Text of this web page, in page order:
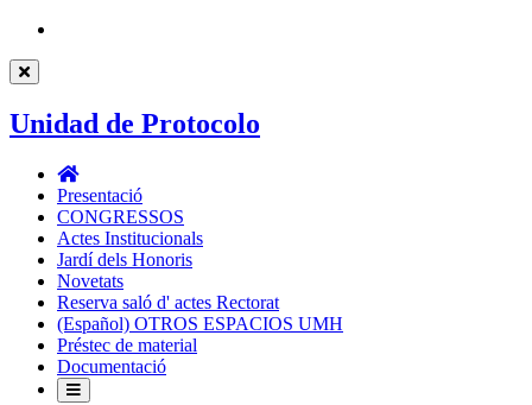
Unidad de Protocolo
Unidad
de
Protocolo
Presentació
CONGRESSOS
Actes Institucionals
Jardí dels Honoris
Novetats
Reserva saló d' actes Rectorat
(Español) OTROS ESPACIOS UMH
Préstec de material
Documentació